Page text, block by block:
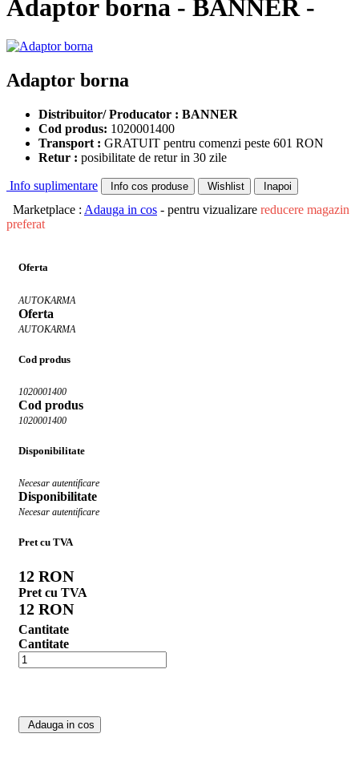
Adaptor borna - BANNER -
Adaptor borna
Distribuitor/ Producator : BANNER
Cod produs: 1020001400
Transport : GRATUIT pentru comenzi peste 601 RON
Retur : posibilitate de retur in 30 zile
Info suplimentare Info cos produse Wishlist Inapoi
Marketplace : Adauga in cos - pentru vizualizare reducere magazin
preferat
Oferta
AUTOKARMA
Oferta
AUTOKARMA
Cod produs
1020001400
Cod produs
1020001400
Disponibilitate
Necesar autentificare
Disponibilitate
Necesar autentificare
Pret cu TVA
12 RON
Pret cu TVA
12 RON
Cantitate
Cantitate
Adauga in cos